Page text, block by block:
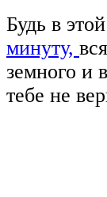
Будь в
минуту,
земного и
тебе не